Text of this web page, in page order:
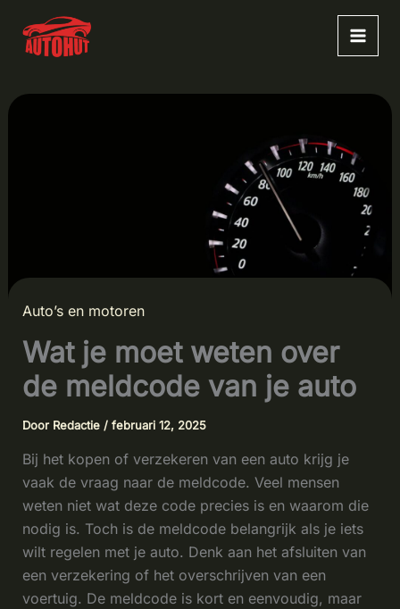
naar
Auto’s en motoren
Wat je moet weten over
de meldcode van je auto
Door Redactie / februari 12, 2025
Bij het kopen of verzekeren van een auto krijg je
vaak de vraag naar de meldcode. Veel mensen
weten niet wat deze code precies is en waarom die
nodig is. Toch is de meldcode belangrijk als je iets
wilt regelen met je auto. Denk aan het afsluiten van
een verzekering of het overschrijven van een
voertuig. De meldcode is kort en eenvoudig, maar